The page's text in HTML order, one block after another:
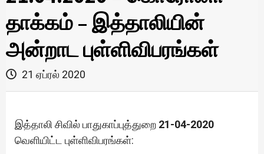
தாக்கம் – இத்தாலியின்
அன்றாட புள்ளிவிபரங்கள்
21 ஏப்ரல் 2020
இத்தாலி சிவில் பாதுகாப்புத்துறை 21-04-2020
வெளியிட்ட புள்ளிவிபரங்கள்: